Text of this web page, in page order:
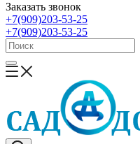
Заказать звонок
+7(909)203-53-25
+7(909)203-53-25